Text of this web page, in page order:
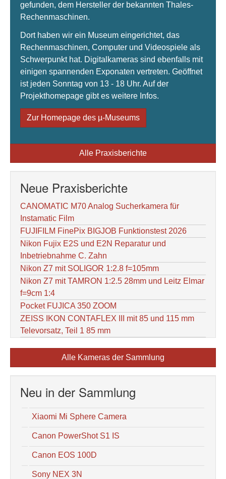
gefunden, dem Hersteller der bekannten Thales-
Rechenmaschinen.
Dort haben wir ein Museum eingerichtet, das
Rechenmaschinen, Computer und Videospiele als
Schwerpunkt hat. Digitalkameras sind ebenfalls mit
einigen spannenden Exponaten vertreten. Geöffnet
ist jeden Sonntag von 13 - 18 Uhr. Auf der
Projekthomepage gibt es weitere Infos.
Zur Homepage des µ-Museums
Alle Praxisberichte
Neue Praxisberichte
CANOMATIC M70 Analog Sucherkamera für
Instamatic Film
FUJIFILM FinePix BIGJOB Funktionstest 2026
Nikon Fujix E2S und E2N Reparatur und
Inbetriebnahme C. Zahn
Nikon Z7 mit SOLIGOR 1:2.8 f=105mm
Nikon Z7 mit TAMRON 1:2.5 28mm und Leitz Elmar
f=9cm 1:4
Pocket FUJICA 350 ZOOM
ZEISS IKON CONTAFLEX III mit 85 und 115 mm
Televorsatz, Teil 1 85 mm
Alle Kameras der Sammlung
Neu in der Sammlung
Xiaomi Mi Sphere Camera
Canon PowerShot S1 IS
Canon EOS 100D
Sony NEX 3N